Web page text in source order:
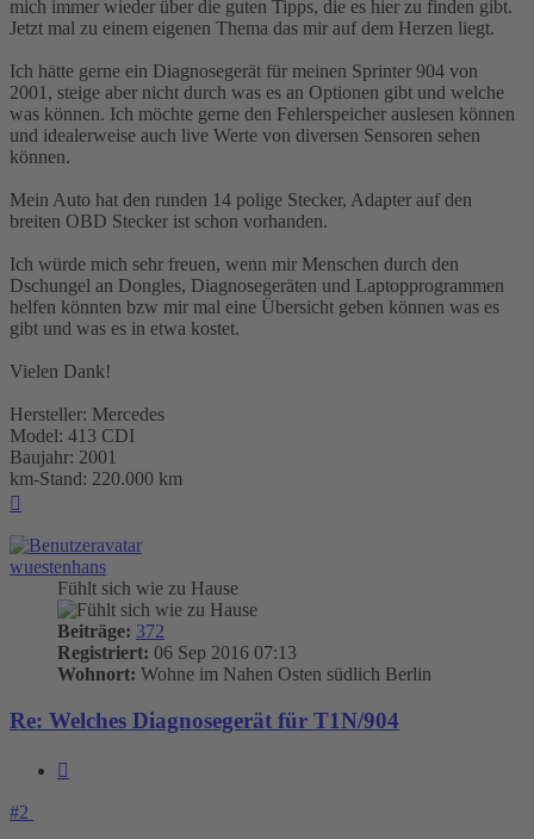
mich immer wieder über die guten Tipps, die es hier zu finden gibt.
Jetzt mal zu einem eigenen Thema das mir auf dem Herzen liegt.
Ich hätte gerne ein Diagnosegerät für meinen Sprinter 904 von
2001, steige aber nicht durch was es an Optionen gibt und welche
was können. Ich möchte gerne den Fehlerspeicher auslesen können
und idealerweise auch live Werte von diversen Sensoren sehen
können.
Mein Auto hat den runden 14 polige Stecker, Adapter auf den
breiten OBD Stecker ist schon vorhanden.
Ich würde mich sehr freuen, wenn mir Menschen durch den
Dschungel an Dongles, Diagnosegeräten und Laptopprogrammen
helfen könnten bzw mir mal eine Übersicht geben können was es
gibt und was es in etwa kostet.
Vielen Dank!
Hersteller: Mercedes
Model: 413 CDI
Baujahr: 2001
km-Stand: 220.000 km
wuestenhans
Fühlt sich wie zu Hause
Beiträge: 372
Registriert: 06 Sep 2016 07:13
Wohnort: Wohne im Nahen Osten südlich Berlin
Re: Welches Diagnosegerät für T1N/904
#2